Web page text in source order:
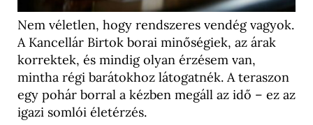
Nem véletlen, hogy rendszeres vendég vagyok.
A Kancellár Birtok borai minőségiek, az árak
korrektek, és mindig olyan érzésem van,
mintha régi barátokhoz látogatnék. A teraszon
egy pohár borral a kézben megáll az idő – ez az
igazi somlói életérzés.